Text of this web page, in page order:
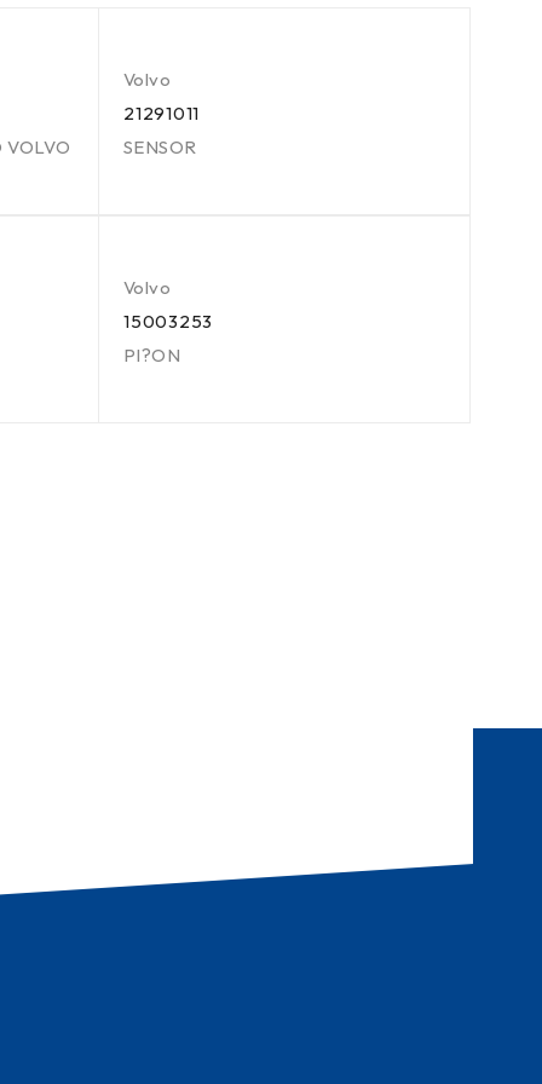
VOLVO
Volvo
21291011
SENSOR
Volvo
15003253
PI?ON